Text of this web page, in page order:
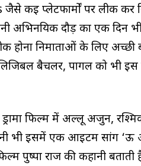
प्लेटफार्मों पर लीक कर
अभिनयिक दौड़ का एक दिन भी
निर्माताओं के लिए अच्छी
बैचलर, पागल को भी इस
फिल्म में अल्लू अर्जुन,
भी इसमें एक आइटम सांग ‘ऊ
पुष्पा राज की कहानी बताती